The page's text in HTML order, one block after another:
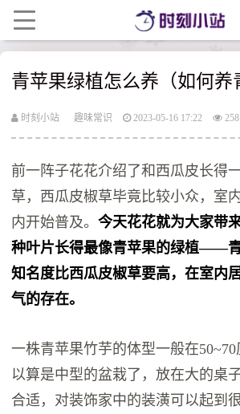
青苹果绿植怎么养（如何养
时刻小站 趣味常识 2023-05-16 17:22 258
前一阵子花花介绍了和西瓜皮长得
草，西瓜皮椒草毕竟比较小众，室
内开始普及。今天花花就为大家带
种叶片长得最像青苹果的绿植——
知名度比西瓜皮椒草要高，在室内
气的存在。
一株青苹果竹芋的体型一般在50~70
以算是中型的盆栽了，放在大的桌
合适，对装饰家中的装潢可以起到